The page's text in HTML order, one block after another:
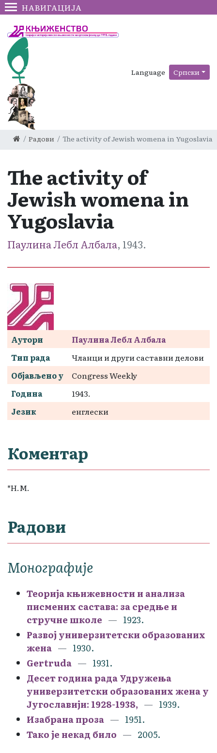
НАВИГАЦИЈА
Language Српски
Радови The activity of Jewish womena in Yugoslavia
The activity of
Jewish womena in
Yugoslavia
Паулина Лебл Албала, 1943.
Аутори
Паулина Лебл Албала
Тип рада
Чланци и други саставни делови
Објављено у
Congress Weekly
Година
1943.
Језик
енглески
Коментар
*Н.М.
Радови
Монографије
Теорија књижевности и анализа
писмених састава: за средње и
стручне школе
1923.
Развој универзитетски образованих
жена
1930.
Gertruda
1931.
Десет година рада Удружења
универзитетски образованих жена у
Југославији: 1928-1938,
1939.
Изабрана проза
1951.
Тако је некад било
2005.